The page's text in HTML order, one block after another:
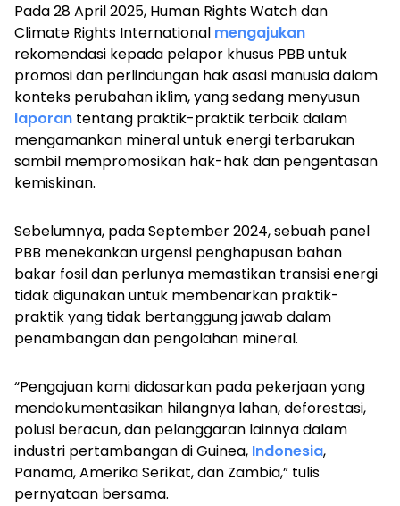
Pada 28 April 2025, Human Rights Watch dan
Climate Rights International mengajukan
rekomendasi kepada pelapor khusus PBB untuk
promosi dan perlindungan hak asasi manusia dalam
konteks perubahan iklim, yang sedang menyusun
laporan tentang praktik-praktik terbaik dalam
mengamankan mineral untuk energi terbarukan
sambil mempromosikan hak-hak dan pengentasan
kemiskinan.
Sebelumnya, pada September 2024, sebuah panel
PBB menekankan urgensi penghapusan bahan
bakar fosil dan perlunya memastikan transisi energi
tidak digunakan untuk membenarkan praktik-
praktik yang tidak bertanggung jawab dalam
penambangan dan pengolahan mineral.
“Pengajuan kami didasarkan pada pekerjaan yang
mendokumentasikan hilangnya lahan, deforestasi,
polusi beracun, dan pelanggaran lainnya dalam
industri pertambangan di Guinea, Indonesia,
Panama, Amerika Serikat, dan Zambia,” tulis
pernyataan bersama.